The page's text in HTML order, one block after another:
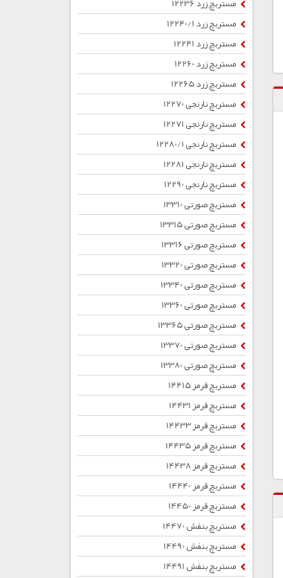
مستربچ زرد 12240/1
مستربچ زرد 12241
مستربچ زرد 12260
مستربچ زرد 12265
مستربچ نارنجی 12270
مستربچ نارنجی 12271
مستربچ نارنجی 12280/1
مستربچ نارنجی 12281
مستربچ نارنجی 12290
مستربچ صورتی 13310
مستربچ صورتی 13315
مستربچ صورتی 13316
مستربچ صورتی 13320
مستربچ صورتی 13340
مستربچ صورتی 13360
مستربچ صورتی 13365
مستربچ صورتی 13370
مستربچ صورتی 13380
مستربچ قرمز 14415
مستربچ قرمز 14431
مستربچ قرمز 14433
مستربچ قرمز 14435
مستربچ قرمز 14438
مستربچ قرمز 14440
مستربچ قرمز 14450
مستربچ بنفش 14470
مستربچ بنفش 14490
مستربچ بنفش 14491